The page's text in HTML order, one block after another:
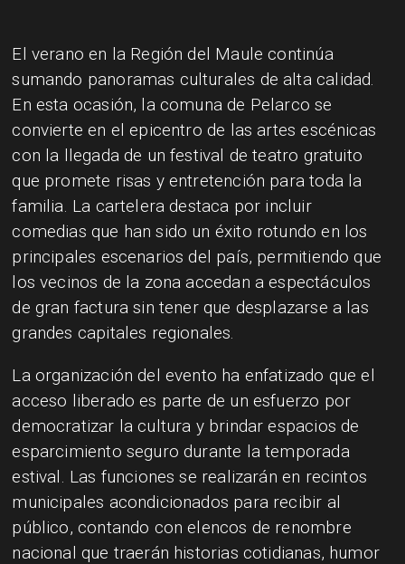
El verano en la Región del Maule continúa
sumando panoramas culturales de alta calidad.
En esta ocasión, la comuna de Pelarco se
convierte en el epicentro de las artes escénicas
con la llegada de un festival de teatro gratuito
que promete risas y entretención para toda la
familia. La cartelera destaca por incluir
comedias que han sido un éxito rotundo en los
principales escenarios del país, permitiendo que
los vecinos de la zona accedan a espectáculos
de gran factura sin tener que desplazarse a las
grandes capitales regionales.
La organización del evento ha enfatizado que el
acceso liberado es parte de un esfuerzo por
democratizar la cultura y brindar espacios de
esparcimiento seguro durante la temporada
estival. Las funciones se realizarán en recintos
municipales acondicionados para recibir al
público, contando con elencos de renombre
nacional que traerán historias cotidianas, humor